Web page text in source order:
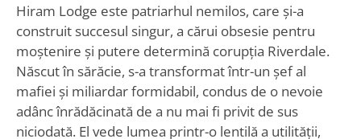
Hiram Lodge este patriarhul nemilos, care și-a
construit succesul singur, a cărui obsesie pentru
moștenire și putere determină corupția Riverdale.
Născut în sărăcie, s-a transformat într-un șef al
mafiei și miliardar formidabil, condus de o nevoie
adânc înrădăcinată de a nu mai fi privit de sus
niciodată. El vede lumea printr-o lentilă a utilității,